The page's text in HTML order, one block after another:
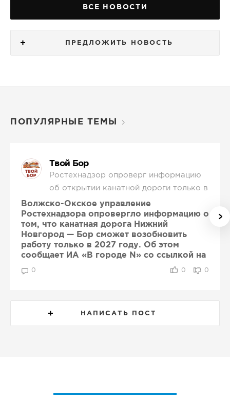
ВСЕ НОВОСТИ
ПРЕДЛОЖИТЬ НОВОСТЬ
ПОПУЛЯРНЫЕ ТЕМЫ
Твой Бор
Ростехнадзор опроверг информацию
об открытии канатной дороги только в
2027 году
Волжско-Окское управление
Ростехнадзора опровергло информацию о
том, что канатная дорога Нижний
Новгород — Бор сможет возобновить
работу только в 2027 году. Об этом
сообщает ИА «В городе N» со ссылкой на
ведомство.
является максимальным периодом,
установленным для устранения нарушений,
0 0 0
НАПИСАТЬ ПОСТ